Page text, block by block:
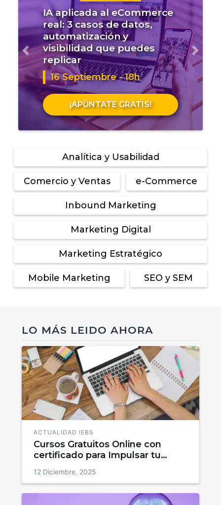
IA aplicada al eCommerce
real: 3 casos de datos,
automatización y
visibilidad que puedes
replicar
16 Septiembre - 18h
¡APÚNTATE GRATIS!
Anterior
Analítica y Usabilidad
Comercio y Ventas e-Commerce
Inbound Marketing
Marketing Digital
Marketing Estratégico
Mobile Marketing SEO y SEM
LO MÁS LEIDO AHORA
ACTUALIDAD IEBS
Cursos Gratuitos Online con
certificado para Impulsar tu
12 Diciembre, 2025